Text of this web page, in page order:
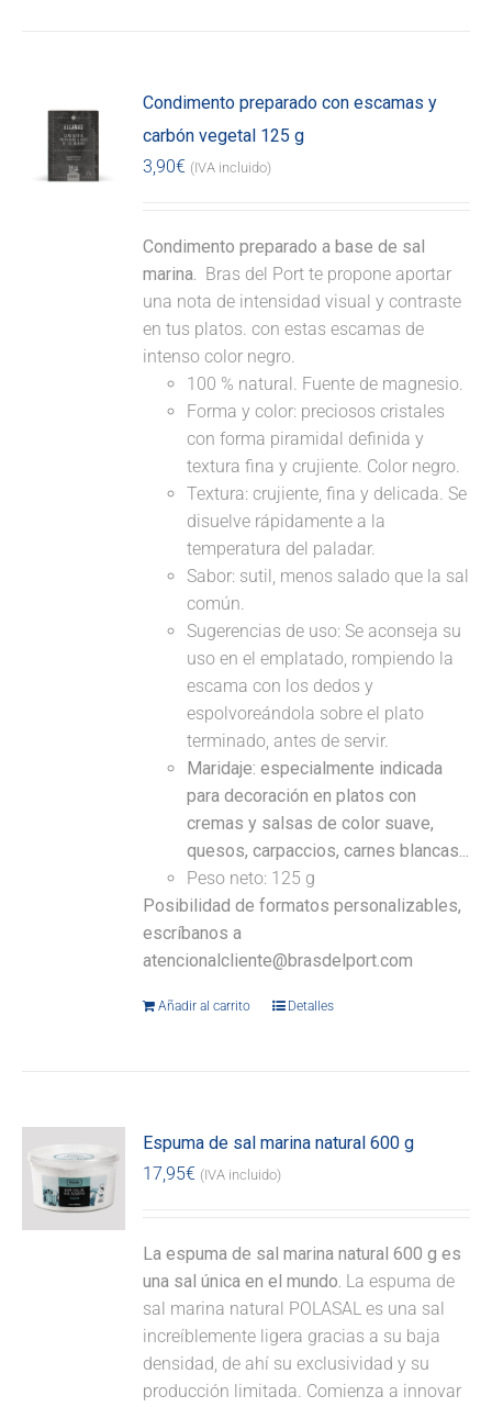
Condimento preparado con escamas y
carbón vegetal 125 g
3,90€ (IVA incluido)
Condimento preparado a base de sal
marina. Bras del Port te propone aportar
una nota de intensidad visual y contraste
en tus platos. con estas escamas de
intenso color negro.
100 % natural. Fuente de magnesio.
Forma y color: preciosos cristales
con forma piramidal definida y
textura fina y crujiente. Color negro.
Textura: crujiente, fina y delicada. Se
disuelve rápidamente a la
temperatura del paladar.
Sabor: sutil, menos salado que la sal
común.
Sugerencias de uso: Se aconseja su
uso en el emplatado, rompiendo la
escama con los dedos y
espolvoreándola sobre el plato
terminado, antes de servir.
Maridaje: especialmente indicada
para decoración en platos con
cremas y salsas de color suave,
quesos, carpaccios, carnes blancas...
Peso neto: 125 g
Posibilidad de formatos personalizables,
escríbanos a
atencionalcliente@brasdelport.com
Añadir al carrito Detalles
Espuma de sal marina natural 600 g
17,95€ (IVA incluido)
La espuma de sal marina natural 600 g es
una sal única en el mundo. La espuma de
sal marina natural POLASAL es una sal
increíblemente ligera gracias a su baja
densidad, de ahí su exclusividad y su
producción limitada. Comienza a innovar